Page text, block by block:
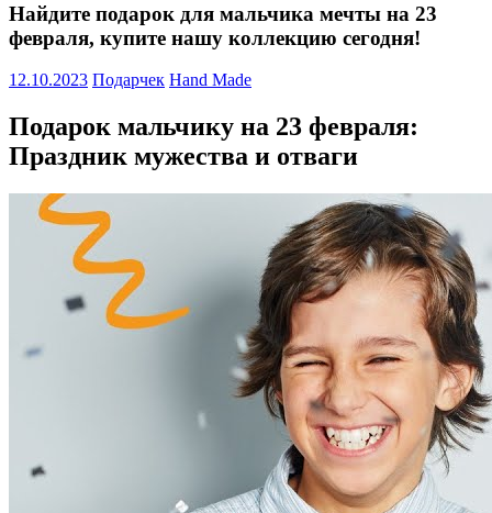
Найдите подарок для мальчика мечты на 23
февраля, купите нашу коллекцию сегодня!
12.10.2023 Подарчек Hand Made
Подарок мальчику на 23 февраля:
Праздник мужества и отваги